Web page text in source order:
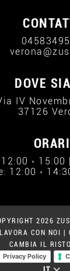
DOVE
IV
37126
ORARI
› 15:00
12:00 ›
2026
LAVORA CON NOI
CAMBIA IL
Privacy Policy